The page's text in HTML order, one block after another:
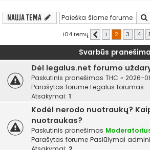
Nauja tema
104 temų Ankstesnis
1 2 3 4
Svarbūs
Dėl legalus.net forumo
Paskutinis pranešimas THC « 2026-
Parašytas forume Legalus forumas
Atsakymai: 1
Kodėl nerodo nuotraukų?
nuotraukas?
Paskutinis pranešimas
Parašytas forume Pasiūlymai